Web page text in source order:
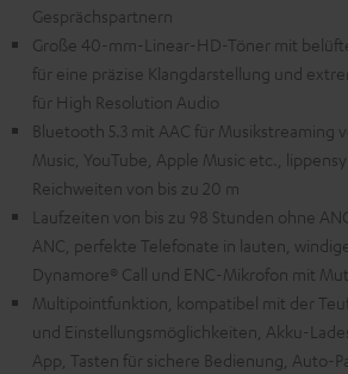
Gesprächspartnern
Große 40-mm-Linear-HD-Töner mit
für eine präzise Klangdarstellung und
für High Resolution Audio
Bluetooth 5.3 mit AAC für Musikstreaming
Music, YouTube, Apple Music etc.,
Reichweiten von bis zu 20 m
Laufzeiten von bis zu 98 Stunden ohne
ANC, perfekte Telefonate in lauten,
Dynamore® Call und ENC-Mikrofon mit
Multipointfunktion, kompatibel mit der
und Einstellungsmöglichkeiten, Akku-
App, Tasten für sichere Bedienung, Auto-